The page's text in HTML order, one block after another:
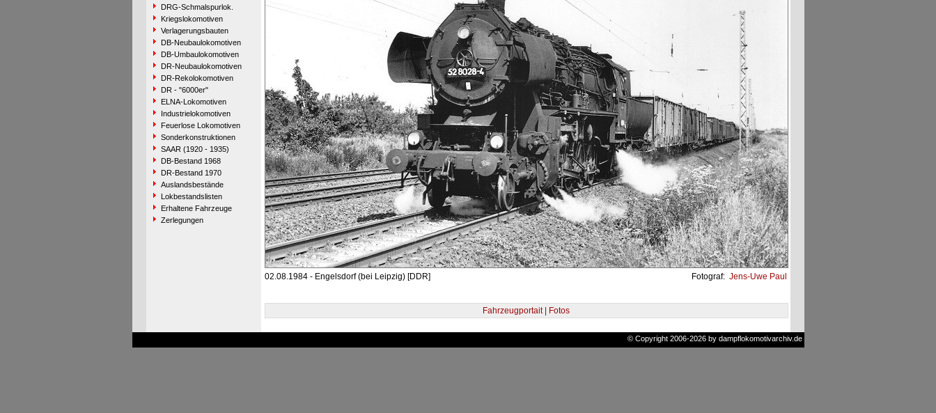
DRG-Schmalspurlok.
Kriegslokomotiven
Verlagerungsbauten
DB-Neubaulokomotiven
DB-Umbaulokomotiven
DR-Neubaulokomotiven
DR-Rekolokomotiven
DR - "6000er"
ELNA-Lokomotiven
Industrielokomotiven
Feuerlose Lokomotiven
Sonderkonstruktionen
SAAR (1920 - 1935)
DB-Bestand 1968
DR-Bestand 1970
Auslandsbestände
Lokbestandslisten
Erhaltene Fahrzeuge
Zerlegungen
02.08.1984 - Engelsdorf (bei Leipzig) [DDR] Fotograf: Jens-Uwe Paul
Fahrzeugportait | Fotos
© Copyright 2006-2026 by dampflokomotivarchiv.de